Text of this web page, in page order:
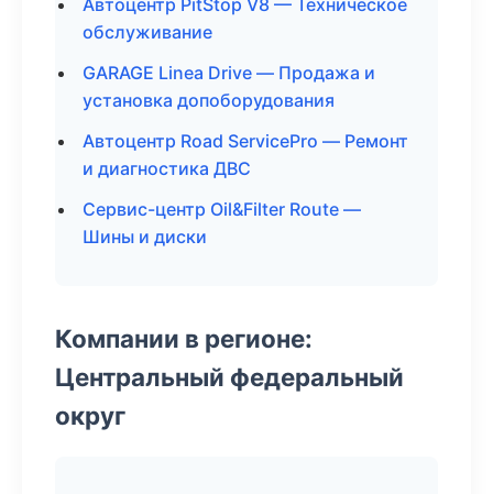
Автоцентр PitStop V8 — Техническое
обслуживание
GARAGE Linea Drive — Продажа и
установка допоборудования
Автоцентр Road ServicePro — Ремонт
и диагностика ДВС
Сервис-центр Oil&Filter Route —
Шины и диски
Компании в регионе:
Центральный федеральный
округ